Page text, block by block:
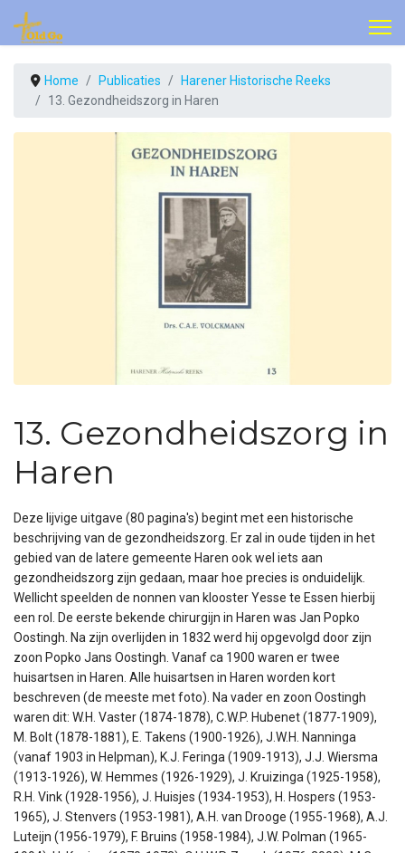
Home Publicaties
Harener Historische Reeks
13. Gezondheidszorg in Haren
13. Gezondheidszorg in
Haren
Deze lijvige uitgave (80 pagina's) begint met een historische
beschrijving van de gezondheidszorg. Er zal in oude tijden in het
gebied van de latere gemeente Haren ook wel iets aan
gezondheidszorg zijn gedaan, maar hoe precies is onduidelijk.
Wellicht speelden de nonnen van klooster Yesse te Essen hierbij
een rol. De eerste bekende chirurgijn in Haren was Jan Popko
Oostingh. Na zijn overlijden in 1832 werd hij opgevolgd door zijn
zoon Popko Jans Oostingh. Vanaf ca 1900 waren er twee
huisartsen in Haren. Alle huisartsen in Haren worden kort
beschreven (de meeste met foto). Na vader en zoon Oostingh
waren dit: W.H. Vaster (1874-1878), C.W.P. Hubenet (1877-1909),
M. Bolt (1878-1881), E. Takens (1900-1926), J.W.H. Nanninga
(vanaf 1903 in Helpman), K.J. Feringa (1909-1913), J.J. Wiersma
(1913-1926), W. Hemmes (1926-1929), J. Kruizinga (1925-1958),
R.H. Vink (1928-1956), J. Huisjes (1934-1953), H. Hospers (1953-
1965), J. Stenvers (1953-1981), A.H. van Drooge (1955-1968), A.J.
Luteijn (1956-1979), F. Bruins (1958-1984), J.W. Polman (1965-